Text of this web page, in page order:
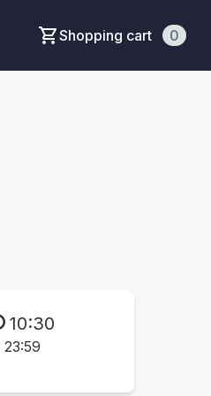
Shopping cart 0
10:30
23:59